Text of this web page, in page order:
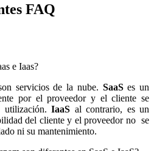
FAQ
e Iaas?
servicios de la nube. SaaSes un
por el proveedor y el cliente se
utilización.IaaS al contrario, es un
del cliente y el proveedor no se
ni su mantenimiento.